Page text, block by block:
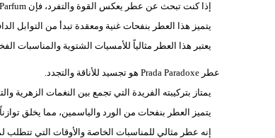
إذا كنت تبحث عن عطر يعكس القوة والتفرد، فإن Tom Ford Noir Extreme Parfum هو الخيار الأمثل.
يتميز هذا العطر بنفحات غنية ومعقدة تبدأ من التوابل
يعتبر هذا العطر مثالياً للأمسيات الشتوية والمناسبات
عطر Prada Paradoxe هو تجسيد للأناقة والتجدد.
يمتاز بتركيبته الفريدة التي تجمع بين النغمات الزهرية
يتميز العطر بنفحات من الورد والياسمين، مما يخلق
إنه عطر مثالي للمناسبات الخاصة والأوقات التي تتطلب